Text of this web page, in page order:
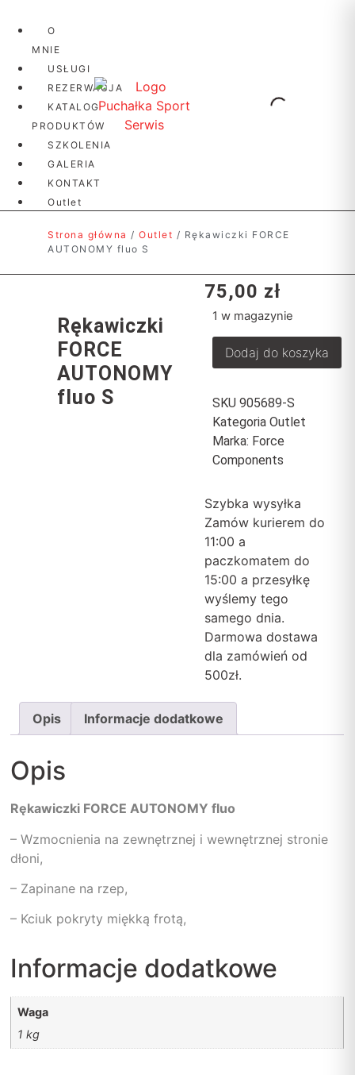
O
MNIE
USŁUGI
REZERWACJA
KATALOG
PRODUKTÓW
SZKOLENIA
GALERIA
KONTAKT
Outlet
Strona główna / Outlet / Rękawiczki FORCE
AUTONOMY fluo S
Rękawiczki
FORCE
AUTONOMY
fluo S
75,00 zł
1 w magazynie
Dodaj do koszyka
SKU 905689-S
Kategoria Outlet
Marka: Force
Components
Szybka wysyłka
Zamów kurierem do
11:00 a
paczkomatem do
15:00 a przesyłkę
wyślemy tego
samego dnia.
Darmowa dostawa
dla zamówień od
500zł.
Opis Informacje dodatkowe
Opis
Rękawiczki FORCE AUTONOMY fluo
– Wzmocnienia na zewnętrznej i wewnętrznej stronie
dłoni,
– Zapinane na rzep,
– Kciuk pokryty miękką frotą,
Informacje dodatkowe
Waga
1 kg